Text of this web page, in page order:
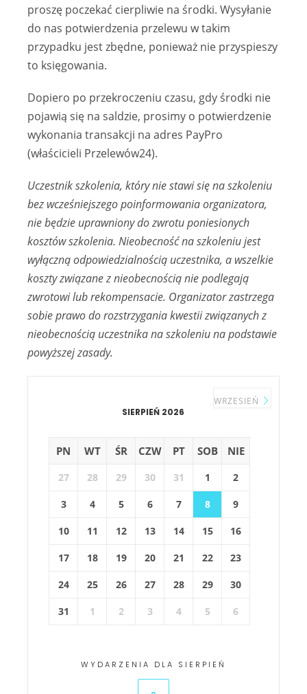
proszę poczekać cierpliwie na środki. Wysyłanie
do nas potwierdzenia przelewu w takim
przypadku jest zbędne, ponieważ nie przyspieszy
to księgowania.
Dopiero po przekroczeniu czasu, gdy środki nie
pojawią się na saldzie, prosimy o potwierdzenie
wykonania transakcji na adres PayPro
(właścicieli Przelewów24).
Uczestnik szkolenia, który nie stawi się na szkoleniu
bez wcześniejszego poinformowania organizatora,
nie będzie uprawniony do zwrotu poniesionych
kosztów szkolenia. Nieobecność na szkoleniu jest
wyłączną odpowiedzialnością uczestnika, a wszelkie
koszty związane z nieobecnością nie podlegają
zwrotowi lub rekompensacie. Organizator zastrzega
sobie prawo do rozstrzygania kwestii związanych z
nieobecnością uczestnika na szkoleniu na podstawie
powyższej zasady.
SIERPIEŃ 2026
WRZESIEŃ
PN WT ŚR CZW PT SOB NIE
27 28 29 30 31 1 2
3 4 5 6 7 8 9
10 11 12 13 14 15 16
17 18 19 20 21 22 23
24 25 26 27 28 29 30
31 1 2 3 4 5 6
WYDARZENIA DLA SIERPIEŃ